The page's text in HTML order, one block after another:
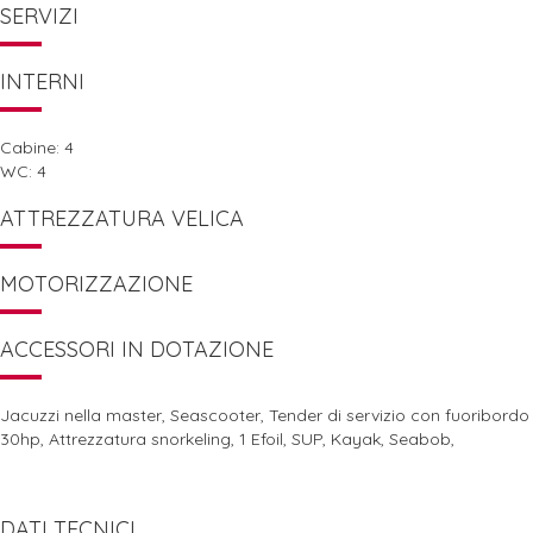
SERVIZI
INTERNI
Cabine: 4
WC: 4
ATTREZZATURA VELICA
MOTORIZZAZIONE
ACCESSORI IN DOTAZIONE
Jacuzzi nella master, Seascooter, Tender di servizio con fuoribordo
30hp, Attrezzatura snorkeling, 1 Efoil, SUP, Kayak, Seabob,